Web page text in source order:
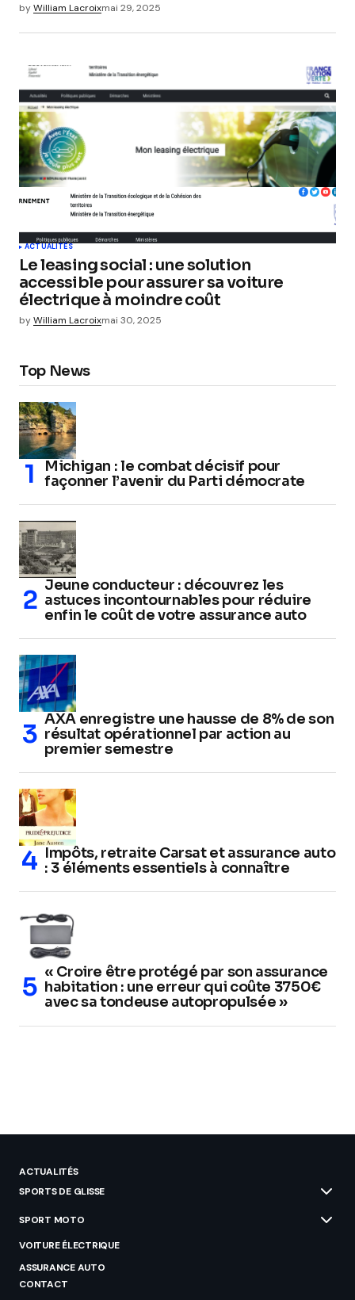
byWilliam Lacroixmai 29, 2025
ACTUALITÉS
Le leasing social : une solution
accessible pour assurer sa voiture
électrique à moindre coût
byWilliam Lacroixmai 30, 2025
Top News
Michigan : le combat décisif pour
façonner l’avenir du Parti démocrate
Jeune conducteur : découvrez les
astuces incontournables pour réduire
enfin le coût de votre assurance auto
AXA enregistre une hausse de 8% de son
résultat opérationnel par action au
premier semestre
Impôts, retraite Carsat et assurance auto
: 3 éléments essentiels à connaître
« Croire être protégé par son assurance
habitation : une erreur qui coûte 3750€
avec sa tondeuse autopropulsée »
ACTUALITÉS
SPORTS DE GLISSE
SPORT MOTO
VOITURE ÉLECTRIQUE
ASSURANCE AUTO
CONTACT